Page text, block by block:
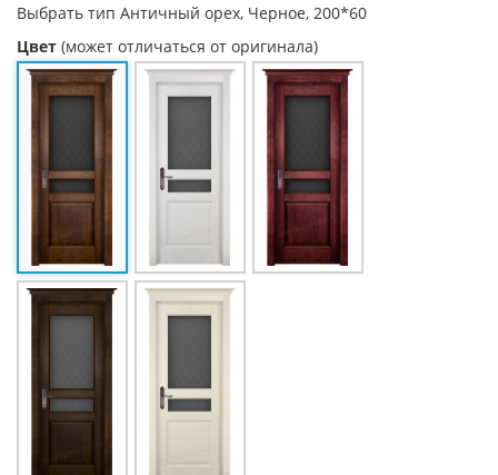
Выбрать тип Античный орех, Черное, 200*60
Цвет (может отличаться от оригинала)